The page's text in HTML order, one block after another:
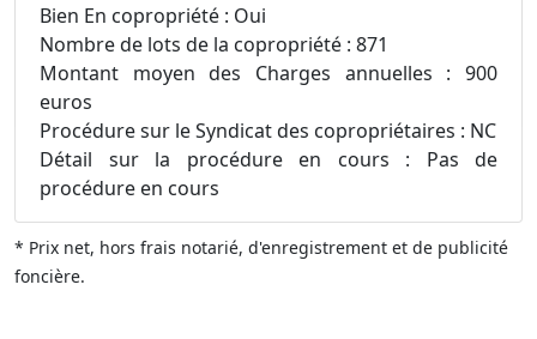
Bien En copropriété : Oui
Nombre de lots de la copropriété : 871
Montant moyen des Charges annuelles : 900
euros
Procédure sur le Syndicat des copropriétaires : NC
Détail sur la procédure en cours : Pas de
procédure en cours
* Prix net, hors frais notarié, d'enregistrement et de publicité
foncière.